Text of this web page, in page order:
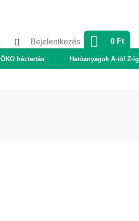
Bejelentkezés KOSÁR
0 Ft
ÖKO háztartás Hatóanyagok A-tól Z-ig